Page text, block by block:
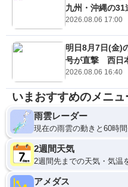
九州・沖縄の31
2026.08.06 17:00
明日8月7日(金)
号が直撃 西日
2026.08.06 16:40
いまおすすめのメニュ
雨雲レーダー
現在の雨雲の動きと60時
2週間天気
2週間先までの天気・気温
アメダス